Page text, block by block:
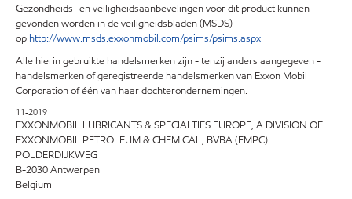
Gezondheids- en veiligheidsaanbevelingen voor dit product kunnen
gevonden worden in de veiligheidsbladen (MSDS)
op http://www.msds.exxonmobil.com/psims/psims.aspx
Alle hierin gebruikte handelsmerken zijn - tenzij anders aangegeven -
handelsmerken of geregistreerde handelsmerken van Exxon Mobil
Corporation of één van haar dochterondernemingen.
11-2019
EXXONMOBIL LUBRICANTS & SPECIALTIES EUROPE, A DIVISION OF
EXXONMOBIL PETROLEUM & CHEMICAL, BVBA (EMPC)
POLDERDIJKWEG
B-2030 Antwerpen
Belgium